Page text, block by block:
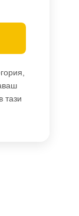
тази